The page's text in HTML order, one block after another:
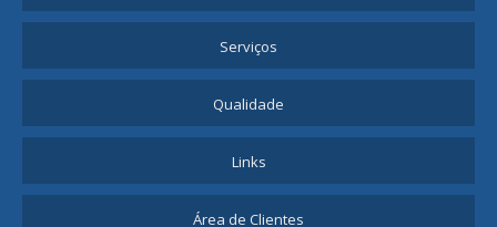
Serviços
Qualidade
Links
Área de Clientes